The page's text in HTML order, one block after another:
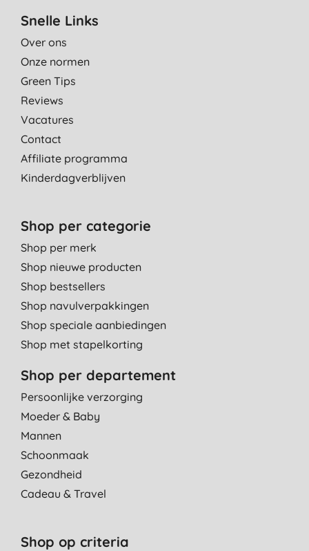
Snelle Links
Over ons
Onze normen
Green Tips
Reviews
Vacatures
Contact
Affiliate programma
Kinderdagverblijven
Shop per categorie
Shop per merk
Shop nieuwe producten
Shop bestsellers
Shop navulverpakkingen
Shop speciale aanbiedingen
Shop met stapelkorting
Shop per departement
Persoonlijke verzorging
Moeder & Baby
Mannen
Schoonmaak
Gezondheid
Cadeau & Travel
Shop op criteria